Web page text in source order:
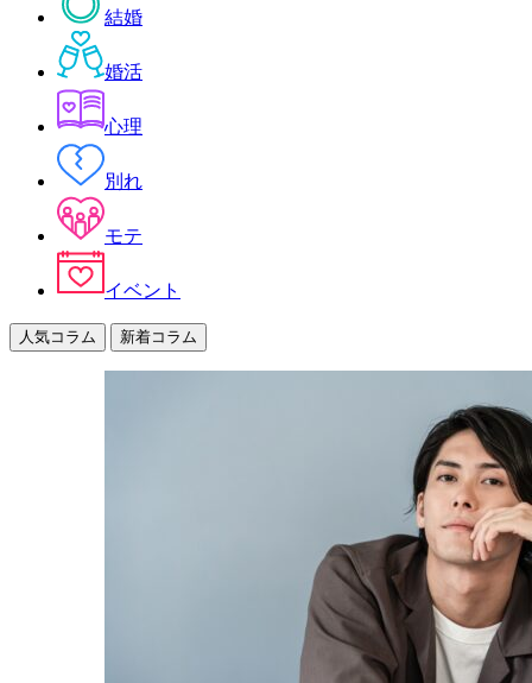
結婚
婚活
心理
別れ
モテ
イベント
人気コラム 新着コラム